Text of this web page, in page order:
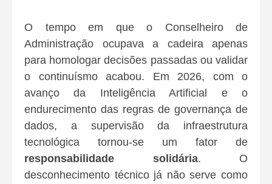
O tempo em que o Conselheiro de
Administração ocupava a cadeira apenas
para homologar decisões passadas ou validar
o continuísmo acabou. Em 2026, com o
avanço da Inteligência Artificial e o
endurecimento das regras de governança de
dados, a supervisão da infraestrutura
tecnológica tornou-se um fator de
responsabilidade solidária. O
desconhecimento técnico já não serve como